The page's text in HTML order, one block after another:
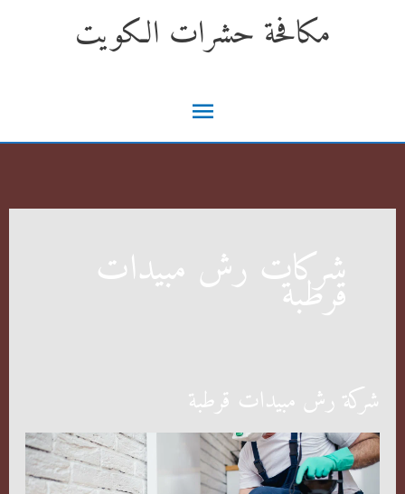
مكافحة حشرات الكويت
القائمة
الرئيسية
شركات رش مبيدات
قرطبة
شركة رش مبيدات قرطبة